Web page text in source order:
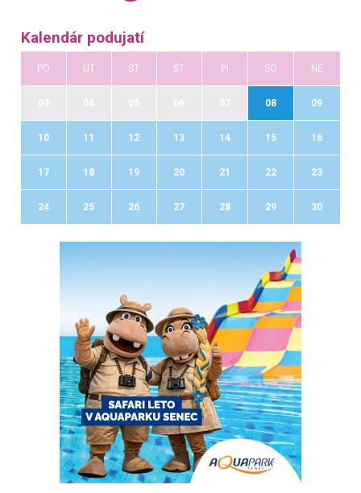
Kalendár podujatí
PO UT ST ŠT PI SO NE
08 09
10 11 12 13 14 15 16
17 18 19 20 21 22 23
24 25 26 27 28 29 30